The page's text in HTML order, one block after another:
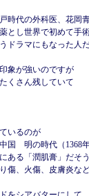
時代の外科医、花岡
とし世界で初めて手
ドラマにもなった人
象が強いのですが
くさん残していて
いるのが
国 明の時代（1368
ある「潤肌膏」だそ
傷、火傷、皮膚炎な